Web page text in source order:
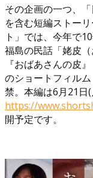
その企画の一つ、
を含む短編ストー
ト」では、今年で
福島の民話「姥皮
『おばあさんの皮
のショートフィル
禁。本編は6月21日
https://
開予定です。